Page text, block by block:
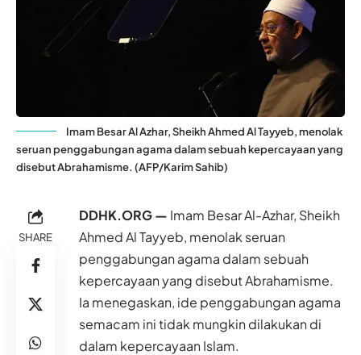
Imam Besar Al Azhar, Sheikh Ahmed Al Tayyeb, menolak
seruan penggabungan agama dalam sebuah kepercayaan yang
disebut Abrahamisme. (AFP/Karim Sahib)
SHARE
DDHK.ORG — Imam Besar Al-Azhar, Sheikh
Ahmed Al Tayyeb, menolak seruan
penggabungan agama dalam sebuah
kepercayaan yang disebut Abrahamisme.
Ia menegaskan, ide penggabungan agama
semacam ini tidak mungkin dilakukan di
dalam kepercayaan Islam.